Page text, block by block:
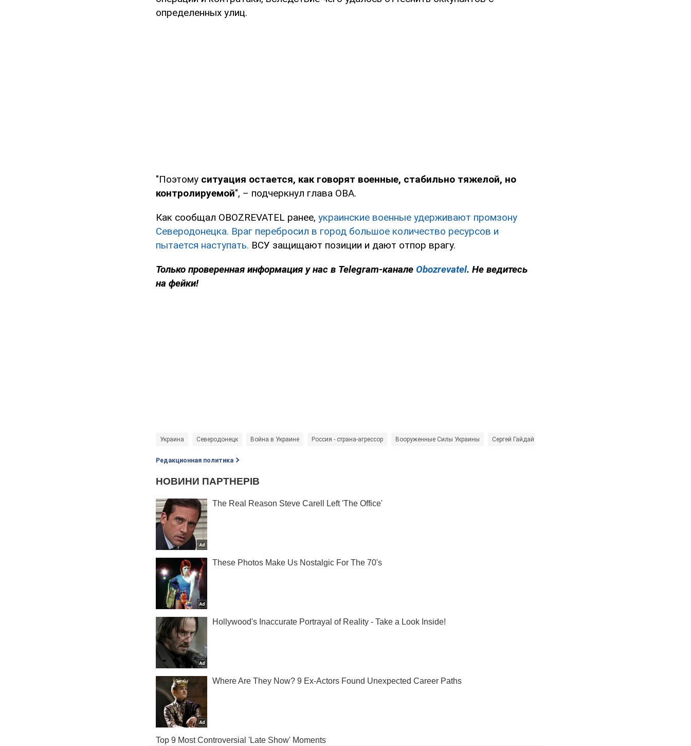
определенных улиц.
"Поэтому ситуация остается, как говорят военные, стабильно тяжелой, но
контролируемой", – подчеркнул глава ОВА.
Как сообщал OBOZREVATEL ранее, украинские военные удерживают промзону
Северодонецка. Враг перебросил в город большое количество ресурсов и
пытается наступать. ВСУ защищают позиции и дают отпор врагу.
Только проверенная информация у нас в Telegram-канале Obozrevatel. Не ведитесь
на фейки!
Украина Северодонецк Война в Украине Россия - страна-агрессор Вооруженные Силы Украины Сергей Гайдай
Редакционная политика